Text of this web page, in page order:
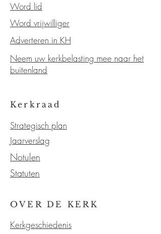
Word lid
Word vrijwilliger
Adverteren in KH
Neem uw kerkbelasting mee naar het
buitenland
Kerkraad
Strategisch plan
Jaarverslag
Notulen
Statuten
OVER DE KERK
Kerkgeschiedenis